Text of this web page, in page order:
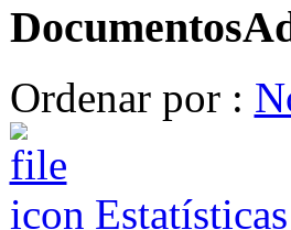
Documentos
Ordenar por :